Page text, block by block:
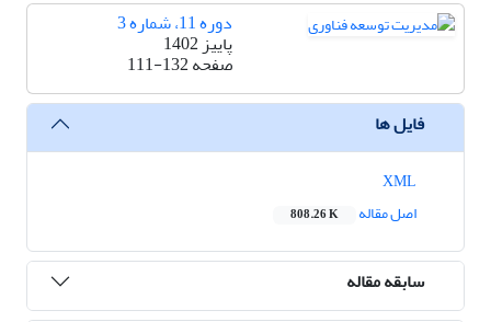
دوره 11، شماره 3
پاییز 1402
صفحه111-132
فایل ها
اصل مقاله
808.26 K
سابقه مقاله